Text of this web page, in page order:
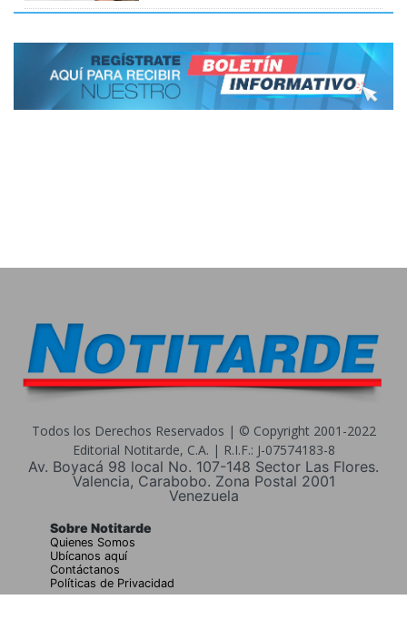
Todos los Derechos Reservados | © Copyright 2001-2022
Editorial Notitarde, C.A. | R.I.F.: J-07574183-8
Av. Boyacá 98 local No. 107-148 Sector Las Flores.
Valencia, Carabobo. Zona Postal 2001
Venezuela
Sobre Notitarde
Quienes Somos
Ubícanos aquí
Contáctanos
Políticas de Privacidad